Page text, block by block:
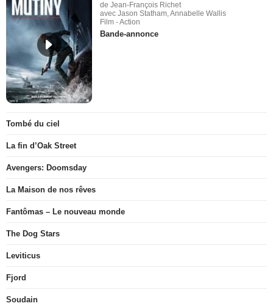
de Jean-François Richet
avec Jason Statham, Annabelle Wallis
Film - Action
Bande-annonce
Tombé du ciel
La fin d’Oak Street
Avengers: Doomsday
La Maison de nos rêves
Fantômas – Le nouveau monde
The Dog Stars
Leviticus
Fjord
Soudain